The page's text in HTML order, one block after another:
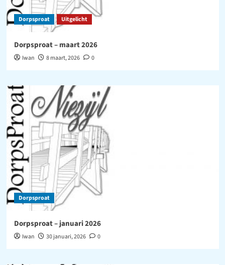
Dorpsproat Uitgelicht
Dorpsproat – maart 2026
Iwan 8 maart, 2026 0
Dorpsproat
Dorpsproat – januari 2026
Iwan 30 januari, 2026 0